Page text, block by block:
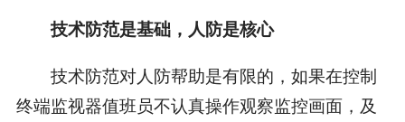
技术防范是基础，人防是核心
技术防范对人防帮助是有限的，如果在控制
终端监视器值班员不认真操作观察监控画面，及